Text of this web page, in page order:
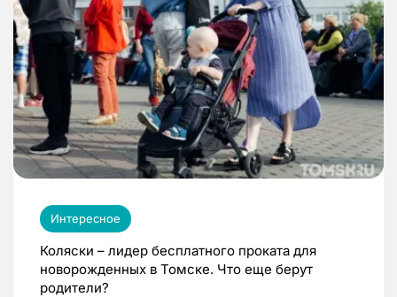
Интересное
Коляски – лидер бесплатного проката для
новорожденных в Томске. Что еще берут
родители?